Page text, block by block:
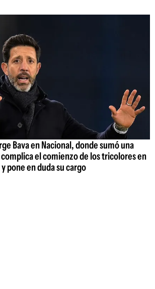
Bava en Nacional, donde sumó una
el comienzo de los tricolores en
pone en duda su cargo